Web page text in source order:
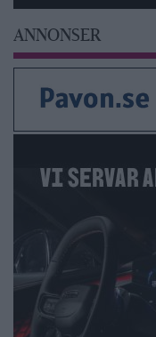
ANNONSER